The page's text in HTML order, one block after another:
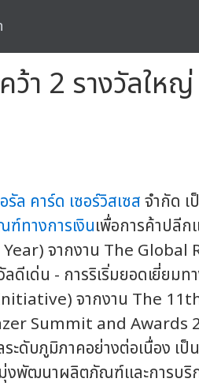
ว้า 2 รางวัลใ
อรัล คาร์ด เซอร์วิสเซสจำกัด
ทางการเงินเพื่อการค้าปลี
จากงาน The Global
เด่น - การริเริ่มยอดเยี่ยมท
จากงาน The
Summit and Awards
ะดับภูมิภาคอย่างต่อเนื่อง เป็
งพัฒนาผลิตภัณฑ์และการบริ